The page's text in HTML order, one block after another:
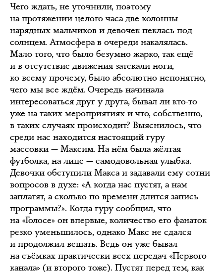
Чего ждать, не уточнили, поэтому
на протяжении целого часа две колонны
нарядных мальчиков и девочек пеклась под
солнцем. Атмосфера в очереди накалялась.
Мало того, что было безумно жарко, так ещё
и в отсутствие движения затекали ноги,
ко всему прочему, было абсолютно непонятно,
чего мы все ждём. Очередь начинала
интересоваться друг у друга, бывал ли кто-то
уже на таких мероприятиях и что, собственно,
в таких случаях происходит? Выяснилось, что
среди нас находится настоящий гуру
массовки — Максим. На нём была жёлтая
футболка, на лице — самодовольная улыбка.
Девочки обступили Макса и задавали ему сотни
вопросов в духе: «А когда нас пустят, а нам
заплатят, а сколько по времени длится запись
программы?». Когда гуру сообщил, что
на «Голосе» он впервые, количество его фанаток
резко уменьшилось, однако Макс не сдался
и продолжил вещать. Ведь он уже бывал
на съёмках практически всех передач «Первого
канала» (и второго тоже). Пустят перед тем, как